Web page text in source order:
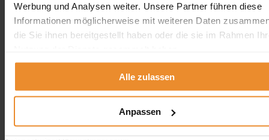
Werbung und Analysen weiter. Unsere Partner führen diese
Informationen möglicherweise mit weiteren Daten
die Sie ihnen bereitgestellt haben oder die sie im Rahmen
Alle zulassen
Anpassen
Tankreinigung in Dinslaken
Tankreinigung im Rheinland
Tankreinigung in Dorsten
Tankreinigung in Gladbeck
Tankreinigung in Minden
Tankreinigung in Gütersloh
Tankreinigung in Unna
Tankreinigung in Herten
Tankreinigung in Detmold